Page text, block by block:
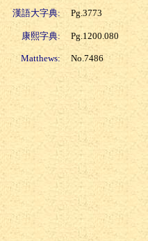
漢語大字典:
Pg.3773
康熙字典: Pg.1200.080
Matthews: No.7486